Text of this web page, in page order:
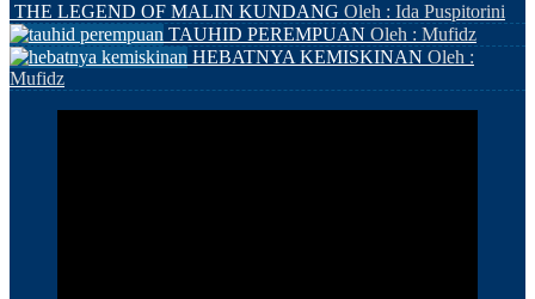
THE LEGEND OF MALIN KUNDANG Oleh : Ida Puspitorini
TAUHID PEREMPUAN Oleh : Mufidz
HEBATNYA KEMISKINAN Oleh :
Mufidz